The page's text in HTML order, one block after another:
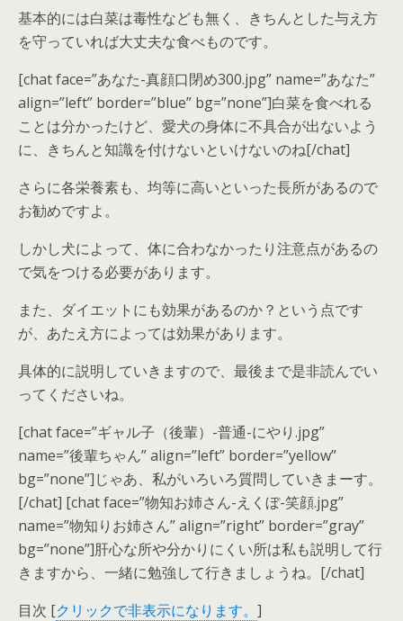
基本的には白菜は毒性なども無く、きちんとした与え方
を守っていれば大丈夫な食べものです。
[chat face=”あなた-真顔口閉め300.jpg” name=”あなた”
align=”left” border=”blue” bg=”none”]白菜を食べれる
ことは分かったけど、愛犬の身体に不具合が出ないよう
に、きちんと知識を付けないといけないのね[/chat]
さらに各栄養素も、均等に高いといった長所があるので
お勧めですよ。
しかし犬によって、 体に合わなかったり注意点があるの
で気をつける必要があります。
また、ダイエットにも効果があるのか？という点です
が、あたえ方によっては効果があります。
具体的に説明していきますので、最後まで是非読んでい
ってくださいね。
[chat face=”ギャル子（後輩）-普通-にやり.jpg”
name=”後輩ちゃん” align=”left” border=”yellow”
bg=”none”]じゃあ、私がいろいろ質問していきまーす。
[/chat] [chat face=”物知お姉さん-えくぼ-笑顔.jpg”
name=”物知りお姉さん” align=”right” border=”gray”
bg=”none”]肝心な所や分かりにくい所は私も説明して行
きますから、一緒に勉強して行きましょうね。[/chat]
目次 [クリックで非表示になります。 ]